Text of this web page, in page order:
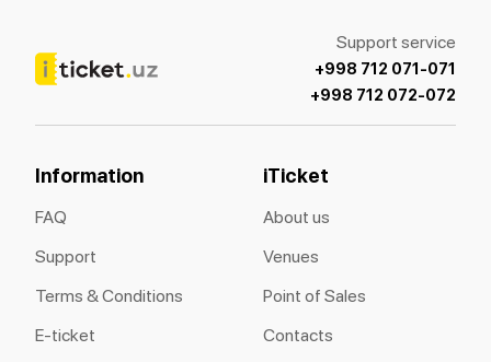
Support service
+998 712 071-071
+998 712 072-072
Information
FAQ
Support
Terms & Conditions
E-ticket
iTicket
About us
Venues
Point of Sales
Contacts